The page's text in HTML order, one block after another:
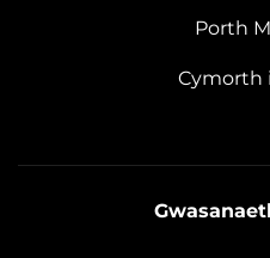
Porth
Cymorth